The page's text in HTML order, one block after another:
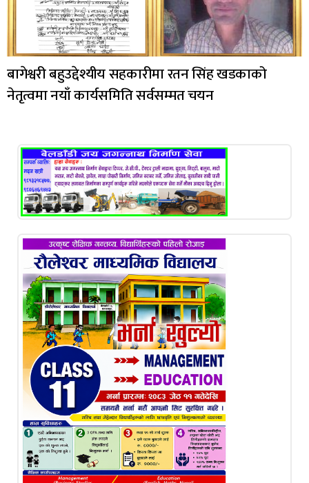
बागेश्वरी बहुउद्देश्यीय सहकारीमा रतन सिंह खडकाको
नेतृत्वमा नयाँ कार्यसमिति सर्वसम्मत चयन